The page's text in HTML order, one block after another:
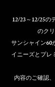
12/23～12/25
のク
サンシャイン60
イニーズとプレ
内容のご確認